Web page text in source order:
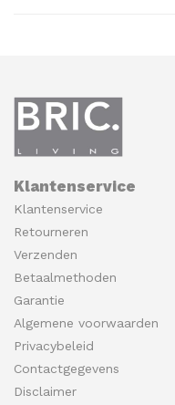
Klantenservice
Klantenservice
Retourneren
Verzenden
Betaalmethoden
Garantie
Algemene voorwaarden
Privacybeleid
Contactgegevens
Disclaimer